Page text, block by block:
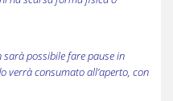
possibile fare pause in
verrà consumato all’aperto, con